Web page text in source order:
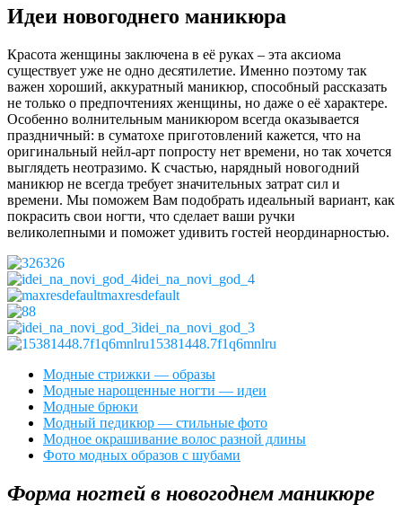
Идеи новогоднего маникюра
Красота женщины заключена в её руках – эта аксиома
существует уже не одно десятилетие. Именно поэтому так
важен хороший, аккуратный маникюр, способный рассказать
не только о предпочтениях женщины, но даже о её характере.
Особенно волнительным маникюром всегда оказывается
праздничный: в суматохе приготовлений кажется, что на
оригинальный нейл-арт попросту нет времени, но так хочется
выглядеть неотразимо. К счастью, нарядный новогодний
маникюр не всегда требует значительных затрат сил и
времени. Мы поможем Вам подобрать идеальный вариант, как
покрасить свои ногти, что сделает ваши ручки
великолепными и поможет удивить гостей неординарностью.
326
idei_na_novi_god_4
maxresdefault
8
idei_na_novi_god_3
15381448.7f1q6mnlru
Модные стрижки — образы
Модные нарощенные ногти — идеи
Модные брюки
Модный педикюр — стильные фото
Модное окрашивание волос разной длины
Фото модных образов с шубами
Форма ногтей в новогоднем маникюре